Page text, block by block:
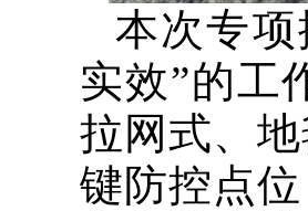
本次专
实效”的工
拉网式、
键防控点